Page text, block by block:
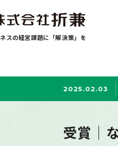
スの経営課題に「解決策」を
2025.02.03
受賞｜